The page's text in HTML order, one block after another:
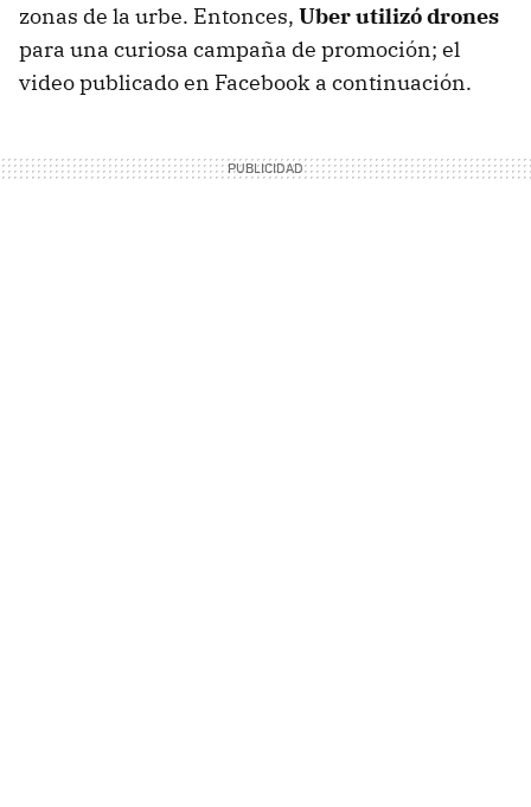
zonas de la urbe. Entonces, Uber utilizó drones
para una curiosa campaña de promoción; el
video publicado en Facebook a continuación.